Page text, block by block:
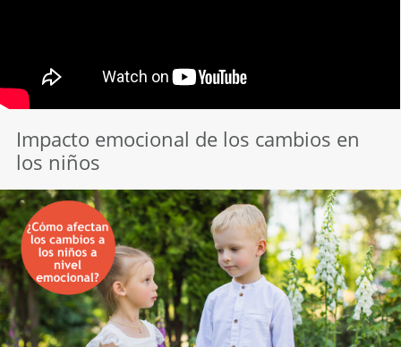
Impacto emocional de los cambios en
los niños